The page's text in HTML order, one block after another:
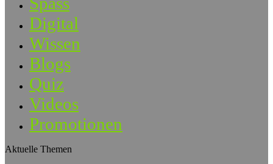
Digital
Wissen
Blogs
Quiz
Videos
Promotionen
Aktuelle Themen